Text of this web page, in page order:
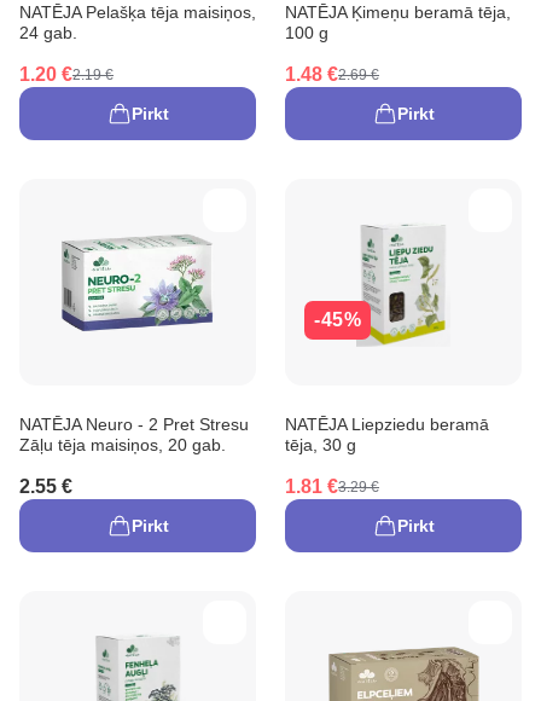
NATĒJA Pelašķa tēja maisiņos,
24 gab.
1.20 €2.19 €
Pirkt
NATĒJA Ķimeņu beramā tēja,
100 g
1.48 €2.69 €
Pirkt
NATĒJA Neuro - 2 Pret Stresu
Zāļu tēja maisiņos, 20 gab.
2.55 €
Pirkt
-45%
NATĒJA Liepziedu beramā
tēja, 30 g
1.81 €3.29 €
Pirkt